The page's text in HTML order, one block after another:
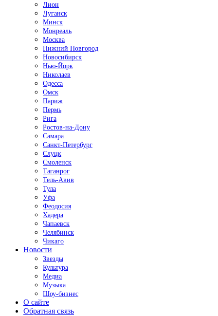
Лион
Луганск
Минск
Монреаль
Москва
Нижний Новгород
Новосибирск
Нью-Йорк
Николаев
Одесса
Омск
Париж
Пермь
Рига
Ростов-на-Дону
Самара
Санкт-Петербург
Слуцк
Смоленск
Таганрог
Тель-Авив
Тула
Уфа
Феодосия
Хадера
Чапаевск
Челябинск
Чикаго
Новости
Звезды
Культура
Медиа
Музыка
Шоу-бизнес
О сайте
Обратная связь